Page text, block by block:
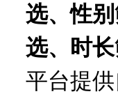
选、性
选、时
平台提供